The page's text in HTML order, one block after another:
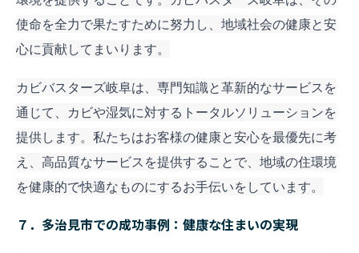
使命を全力で果たすために努力し、地域社会の健康と安
心に貢献してまいります。
カビバスターズ岐阜は、専門知識と革新的なサービスを
通じて、カビや湿気に対するトータルソリューションを
提供します。私たちはお客様の健康と安心を最優先に考
え、高品質なサービスを提供することで、地域の住環境
を健康的で快適なものにするお手伝いをしています。
７．多治見市での成功事例：健康な住まいの実現